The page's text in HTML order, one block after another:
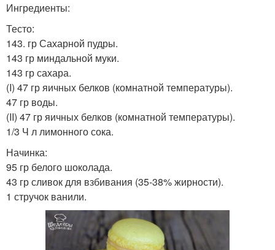
Ингредиенты:
Тесто:
143. гр Сахарной пудры.
143 гр миндальной муки.
143 гр сахара.
(I) 47 гр яичных белков (комнатной температуры).
47 гр воды.
(II) 47 гр яичных белков (комнатной температуры).
1/3 Ч л лимонного сока.
Начинка:
95 гр белого шоколада.
43 гр сливок для взбивания (35-38% жирности).
1 стручок ванили.